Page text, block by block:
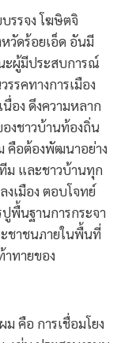
รจง โฆษิตจิ
วัดร้อยเอ็ด อันมี
ะผู้มีประสบการณ์
รคทางการเมือง
อง ดึงความหลาก
งชาวบ้านท้องถิ่น
คือต้องพัฒนาอย่าง
ม และชาวบ้านทุก
เมือง ตอบโจทย์
พื้นฐานการกระจา
ชาชนภายในพื้นที่
ทายของ
คือ การเชื่อมโยง